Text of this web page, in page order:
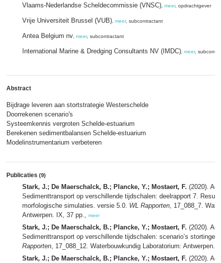
Vlaams-Nederlandse Scheldecommissie (VNSC) meer, opdrachtgever
Vrije Universiteit Brussel (VUB) meer, subcontractant
Antea Belgium nv meer, subcontractant
International Marine & Dredging Consultants NV (IMDC) meer,
Abstract
Bijdrage leveren aan stortstrategie Westerschelde
Doorrekenen scenario's
Systeemkennis vergroten Schelde-estuarium
Berekenen sedimentbalansen Schelde-estuarium
Modelinstrumentarium verbeteren
Publicaties (9)
Stark, J.; De Maerschalck, B.; Plancke, Y.; Mostaert, F. (2020).
Sedimenttransport op verschillende tijdschalen: deelrapport 7.
morfologische simulaties. versie 5.0. WL Rapporten, 17_088_7.
Antwerpen. IX, 37 pp., meer
Stark, J.; De Maerschalck, B.; Plancke, Y.; Mostaert, F. (2020).
Sedimenttransport op verschillende tijdschalen: scenario’s
Rapporten, 17_088_12. Waterbouwkundig Laboratorium: Antwerpen.
Stark, J.; De Maerschalck, B.; Plancke, Y.; Mostaert, F. (2020).